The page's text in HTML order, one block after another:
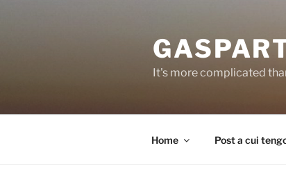
It's more complicated
Home Post a cui